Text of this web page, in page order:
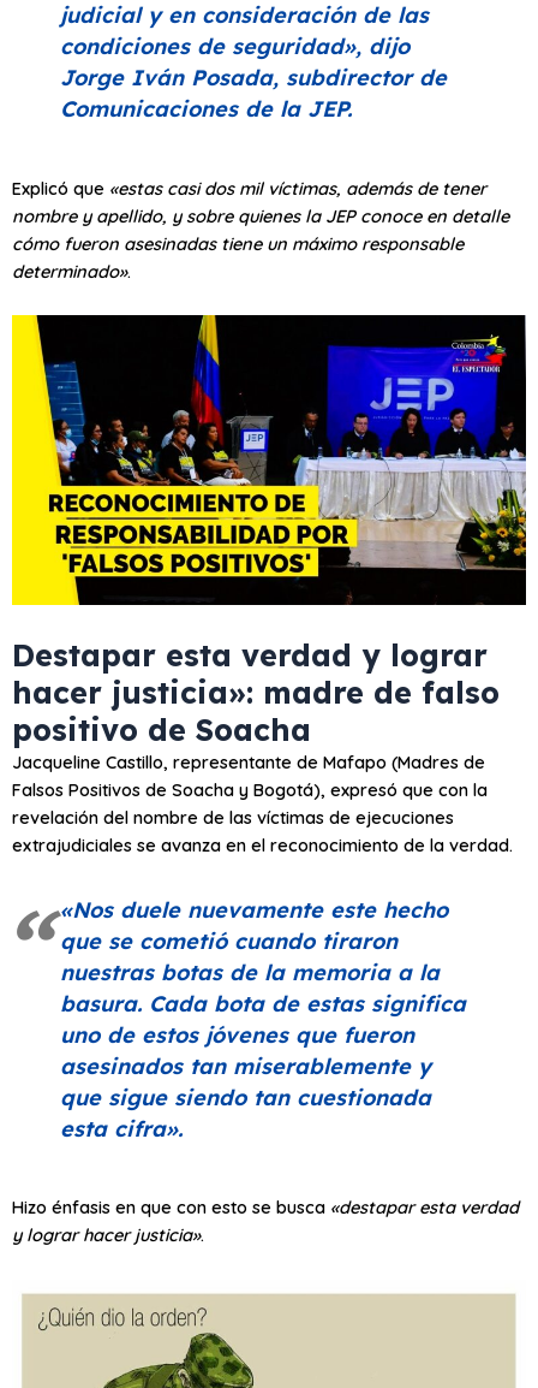
judicial y en consideración de las
condiciones de seguridad», dijo
Jorge Iván Posada, subdirector de
Comunicaciones de la JEP.
Explicó que «estas casi dos mil víctimas, además de tener
nombre y apellido, y sobre quienes la JEP conoce en detalle
cómo fueron asesinadas tiene un máximo responsable
determinado».
Destapar esta verdad y lograr
hacer justicia»: madre de falso
positivo de Soacha
Jacqueline Castillo, representante de Mafapo (Madres de
Falsos Positivos de Soacha y Bogotá), expresó que con la
revelación del nombre de las víctimas de ejecuciones
extrajudiciales se avanza en el reconocimiento de la verdad.
«Nos duele nuevamente este hecho
que se cometió cuando tiraron
nuestras botas de la memoria a la
basura. Cada bota de estas significa
uno de estos jóvenes que fueron
asesinados tan miserablemente y
que sigue siendo tan cuestionada
esta cifra».
Hizo énfasis en que con esto se busca «destapar esta verdad
y lograr hacer justicia».